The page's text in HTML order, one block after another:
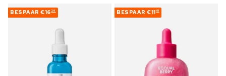
BESPAAR €16 29 BESPAAR €11 01